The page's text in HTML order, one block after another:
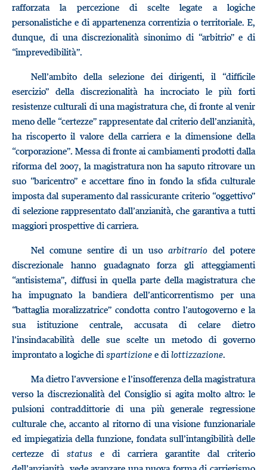
rafforzata la percezione di scelte legate a logiche
personalistiche e di appartenenza correntizia o territoriale. E,
dunque, di una discrezionalità sinonimo di “arbitrio” e di
“imprevedibilità”.
Nell’ambito della selezione dei dirigenti, il “difficile
esercizio” della discrezionalità ha incrociato le più forti
resistenze culturali di una magistratura che, di fronte al venir
meno delle “certezze” rappresentate dal criterio dell’anzianità,
ha riscoperto il valore della carriera e la dimensione della
“corporazione”. Messa di fronte ai cambiamenti prodotti dalla
riforma del 2007, la magistratura non ha saputo ritrovare un
suo “baricentro” e accettare fino in fondo la sfida culturale
imposta dal superamento dal rassicurante criterio “oggettivo”
di selezione rappresentato dall’anzianità, che garantiva a tutti
maggiori prospettive di carriera.
Nel comune sentire di un uso arbitrario del potere
discrezionale hanno guadagnato forza gli atteggiamenti
“antisistema”, diffusi in quella parte della magistratura che
ha impugnato la bandiera dell’anticorrentismo per una
“battaglia moralizzatrice” condotta contro l’autogoverno e la
sua istituzione centrale, accusata di celare dietro
l’insindacabilità delle sue scelte un metodo di governo
improntato a logiche dispartizione e dilottizzazione.
Ma dietro l’avversione e l’insofferenza della magistratura
verso la discrezionalità del Consiglio si agita molto altro: le
pulsioni contraddittorie di una più generale regressione
culturale che, accanto al ritorno di una visione funzionariale
ed impiegatizia della funzione, fondata sull’intangibilità delle
certezze di status e di carriera garantite dal criterio